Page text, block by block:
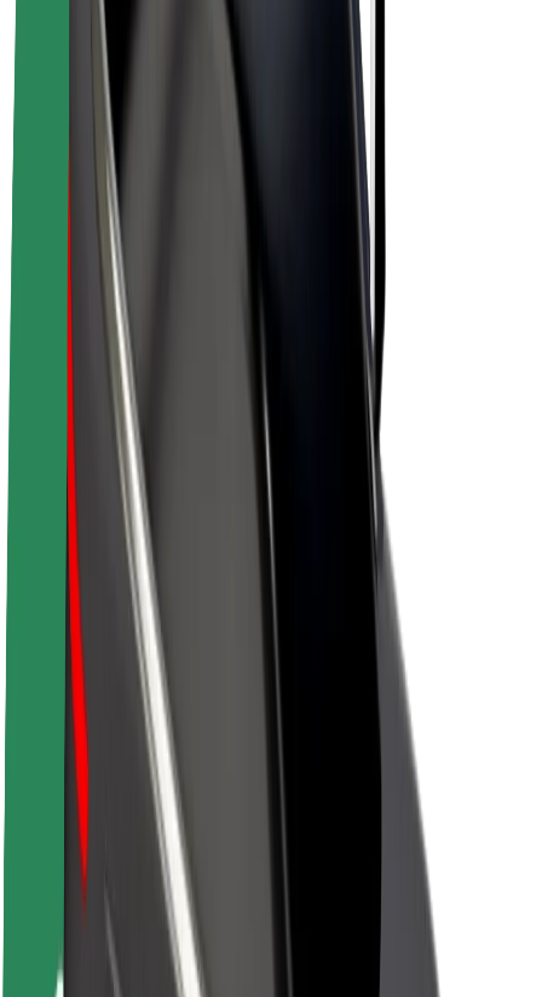
Gūsti ieņēmumus ar Bolt
Autovadītāji
Autovadītāja ieņēmumi
Kurjeri
Kurjerpartnera ieņēmumi
Bolt Food tirgotāji
Reģistrē autoparku
Franšīzes
Par uzņēmumu
Karjera
Par Bolt
Bolt ilgtspējība
Project Zero
Blogs
Ziņu telpa
Zīmola vadlīnijas
Misija
Attiecības ar investoriem
Vadība
Zīmols
Pilsētvides fonds